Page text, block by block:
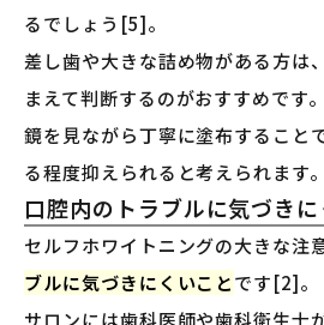
るでしょう[5]。
差し歯や大きな詰め物がある方は
まえて判断するのがおすすめです。
鏡を見ながら丁寧に塗布すること
る程度抑えられると考えられます。
口腔内のトラブルに気づきに
セルフホワイトニングの大きな注
ブルに気づきにくいことです[2]。
サロンには歯科医師や歯科衛生士